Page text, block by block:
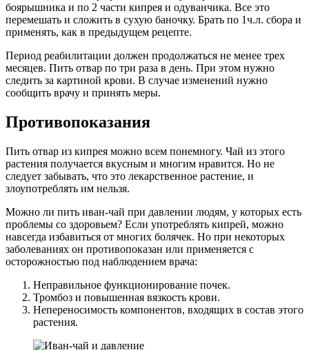
боярышника и по 2 части кипрея и одуванчика. Все это
перемешать и сложить в сухую баночку. Брать по 1ч.л. сбора и
применять, как в предыдущем рецепте.
Период реабилитации должен продолжаться не менее трех
месяцев. Пить отвар по три раза в день. При этом нужно
следить за картиной крови. В случае изменений нужно
сообщить врачу и принять меры.
Противопоказания
Пить отвар из кипрея можно всем понемногу. Чай из этого
растения получается вкусным и многим нравится. Но не
следует забывать, что это лекарственное растение, и
злоупотреблять им нельзя.
Можно ли пить иван-чай при давлении людям, у которых есть
проблемы со здоровьем? Если употреблять кипрей, можно
навсегда избавиться от многих болячек. Но при некоторых
заболеваниях он противопоказан или применяется с
осторожностью под наблюдением врача:
Неправильное функционирование почек.
Тромбоз и повышенная вязкость крови.
Непереносимость компонентов, входящих в состав этого
растения.